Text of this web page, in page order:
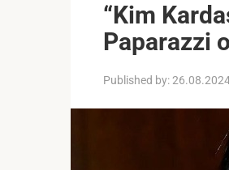
“Kim
Paparazzi
Published by: